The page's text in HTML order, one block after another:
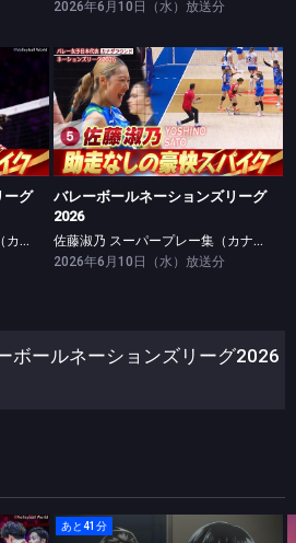
2026年6月10日（水）放送分
2026
ーグ
和田由紀子 スーパープレー集（カナダラウンド）
バレーボールネーションズリーグ2026
佐藤淑乃 スーパープレー集（カナダラウンド）
バレーボールネーションズリーグ
2026
佐藤淑乃 スーパープレー集（カナダラウンド）
2026年6月10日（水）放送分
ボールネーションズリーグ2026
あと41分